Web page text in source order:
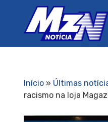
Início» Últimas
racismo na loja